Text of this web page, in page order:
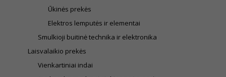
Ūkinės prekės
Elektros lemputės ir elementai
Smulkioji buitinė technika ir elektronika
Laisvalaikio prekės
Vienkartiniai indai